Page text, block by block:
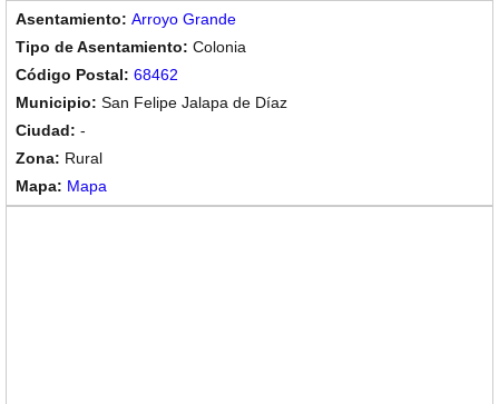
Arroyo Grande
Colonia
68462
San Felipe Jalapa de Díaz
-
Rural
Mapa